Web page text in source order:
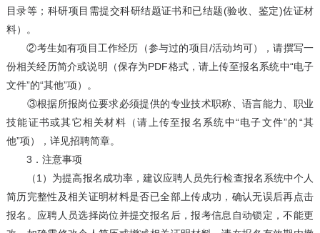
目录等；科研项目需提交科研结题证书和已结题(验收、鉴定)佐证材
料）。
②考生如有项目工作经历（参与过的项目/活动均可），请撰写一
份相关经历简介或说明（保存为PDF格式，请上传至报名系统中“电子
文件”的“其他”项）。
③根据所报岗位要求必须提供的专业技术职称、语言能力、职业
技能证书或其它相关材料（请上传至报名系统中“电子文件”的“其
他”项），详见招聘简章。
3．注意事项
（1）为提高报名成功率，建议应聘人员先行检查报名系统中个人
简历完整性及相关证明材料是否已全部上传成功，确认无误后再点击
报名。应聘人员选择岗位并提交报名后，报考信息自动锁定，不能更